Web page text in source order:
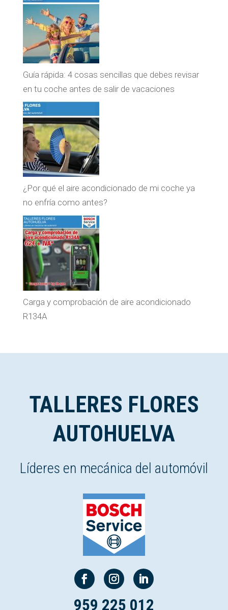
Guía rápida: 4 cosas sencillas que debes revisar
en tu coche antes de salir de vacaciones
¿Por qué el aire acondicionado de mi coche ya
no enfría como antes?
Carga y comprobación de aire acondicionado
R134A
TALLERES FLORES
AUTOHUELVA
Líderes en mecánica del automóvil
959 225 012